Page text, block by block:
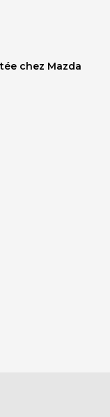
chez Mazda